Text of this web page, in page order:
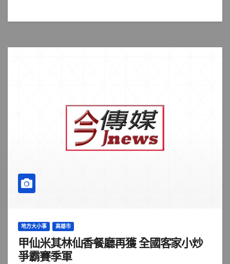
地方大小事 高雄市
甲仙米其林仙香餐廳再獲 全國客家小炒
爭霸賽季軍